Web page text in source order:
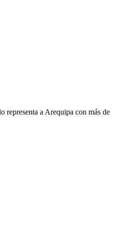
representa a Arequipa con más de